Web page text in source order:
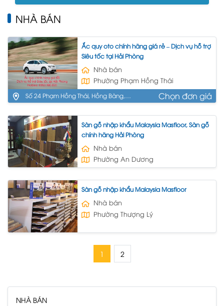
NHÀ BÁN
Ắc quy oto chính hãng giá rẻ – Dịch vụ hỗ trợ
Siêu tốc tại Hải Phòng
Nhà bán
Phường Phạm Hồng Thái
Số 24 Phạm Hồng Thái, Hồng Bàng,
HP
Chọn đơn giá
Sàn gỗ nhập khẩu Malaysia Masfloor, Sàn gỗ
chính hãng Hải Phòng
Nhà bán
Phường An Dương
Sàn gỗ nhập khẩu Malaysia Masfloor
Nhà bán
Phường Thượng Lý
1 2
NHÀ BÁN